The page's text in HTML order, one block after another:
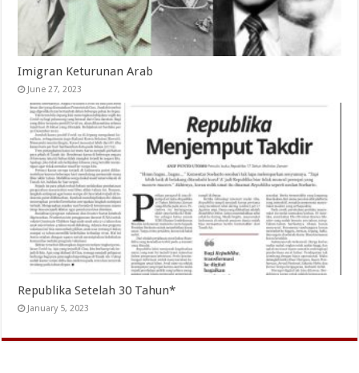
Imigran Keturunan Arab
June 27, 2023
Republika Setelah 30 Tahun*
January 5, 2023